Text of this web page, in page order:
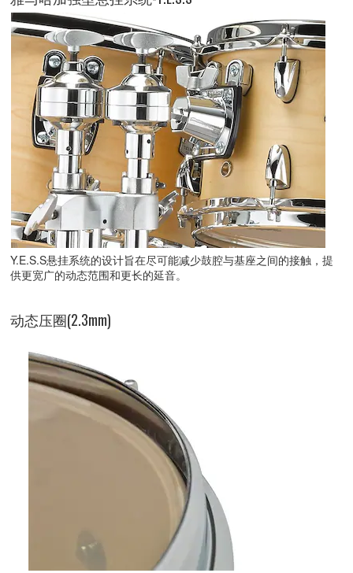
Y.E.S.S悬挂系统的设计旨在尽可能减少鼓腔与基座之间的接触，提
供更宽广的动态范围和更长的延音。
动态压圈(2.3mm)